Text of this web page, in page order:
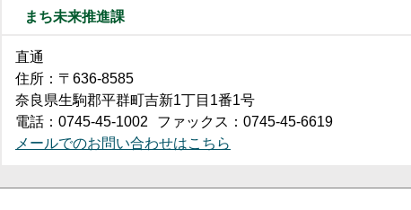
まち未来推進課
直通
住所：〒636-8585
奈良県生駒郡平群町吉新1丁目1番1号
電話：0745-45-1002
ファックス：0745-45-6619
メールでのお問い合わせはこちら